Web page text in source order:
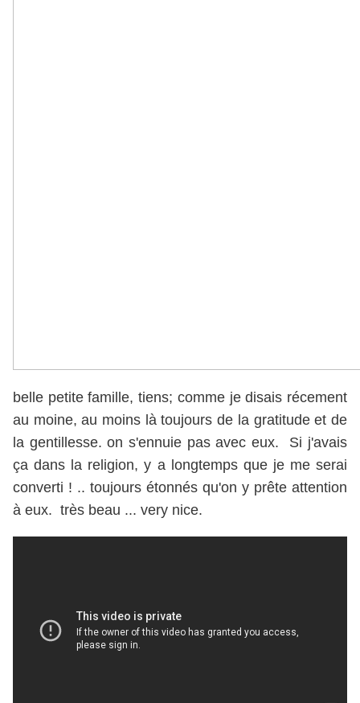
belle petite famille, tiens; comme je disais récement
au moine, au moins là toujours de la gratitude et de
la gentillesse. on s'ennuie pas avec eux. Si j'avais
ça dans la religion, y a longtemps que je me serai
converti ! .. toujours étonnés qu'on y prête attention
à eux. très beau ... very nice.